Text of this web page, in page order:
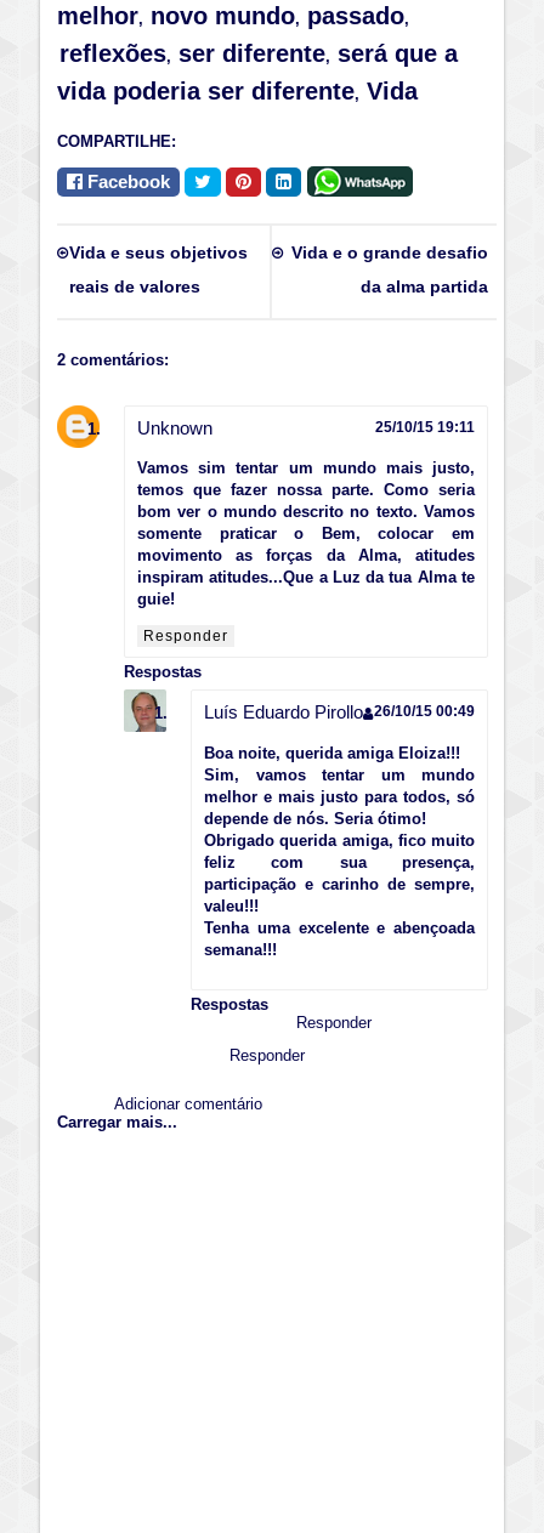
melhor, novo mundo, passado,
reflexões, ser diferente, será que a
vida poderia ser diferente, Vida
COMPARTILHE:
Facebook
Vida e o grande desafio
da alma partida
Vida e seus objetivos
reais de valores
2 comentários:
Unknown 25/10/15 19:11
Vamos sim tentar um mundo mais justo,
temos que fazer nossa parte. Como seria
bom ver o mundo descrito no texto. Vamos
somente praticar o Bem, colocar em
movimento as forças da Alma, atitudes
inspiram atitudes...Que a Luz da tua Alma te
guie!
Responder
Respostas
Luís Eduardo Pirollo 26/10/15 00:49
Boa noite, querida amiga Eloiza!!!
Sim, vamos tentar um mundo
melhor e mais justo para todos, só
depende de nós. Seria ótimo!
Obrigado querida amiga, fico muito
feliz com sua presença,
participação e carinho de sempre,
valeu!!!
Tenha uma excelente e abençoada
semana!!!
Respostas
Responder
Responder
Adicionar comentário
Carregar mais...